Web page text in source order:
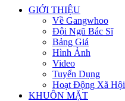
GIỚI THIỆU
Về Gangwhoo
Đội Ngũ Bác Sĩ
Bảng Giá
Hình Ảnh
Video
Tuyển Dụng
Hoạt Động Xã Hội
KHUÔN MẶT